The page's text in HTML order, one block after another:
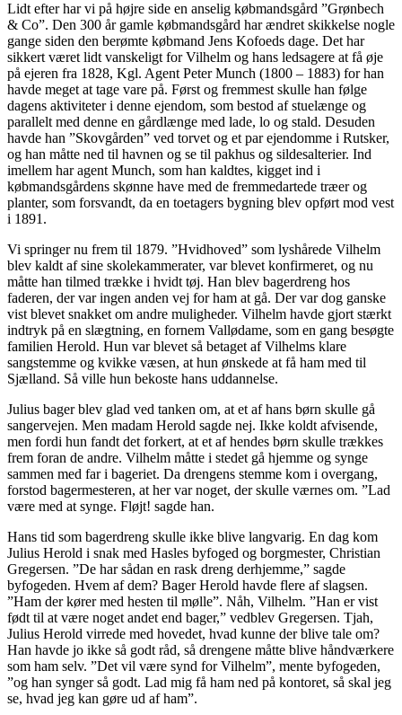
Lidt efter har vi på højre side en anselig købmandsgård ”Grønbech
& Co”. Den 300 år gamle købmandsgård har ændret skikkelse nogle
gange siden den berømte købmand Jens Kofoeds dage. Det har
sikkert været lidt vanskeligt for Vilhelm og hans ledsagere at få øje
på ejeren fra 1828, Kgl. Agent Peter Munch (1800 – 1883) for han
havde meget at tage vare på. Først og fremmest skulle han følge
dagens aktiviteter i denne ejendom, som bestod af stuelænge og
parallelt med denne en gårdlænge med lade, lo og stald. Desuden
havde han ”Skovgården” ved torvet og et par ejendomme i Rutsker,
og han måtte ned til havnen og se til pakhus og sildesalterier. Ind
imellem har agent Munch, som han kaldtes, kigget ind i
købmandsgårdens skønne have med de fremmedartede træer og
planter, som forsvandt, da en toetagers bygning blev opført mod vest
i 1891.
Vi springer nu frem til 1879. ”Hvidhoved” som lyshårede Vilhelm
blev kaldt af sine skolekammerater, var blevet konfirmeret, og nu
måtte han tilmed trække i hvidt tøj. Han blev bagerdreng hos
faderen, der var ingen anden vej for ham at gå. Der var dog ganske
vist blevet snakket om andre muligheder. Vilhelm havde gjort stærkt
indtryk på en slægtning, en fornem Vallødame, som en gang besøgte
familien Herold. Hun var blevet så betaget af Vilhelms klare
sangstemme og kvikke væsen, at hun ønskede at få ham med til
Sjælland. Så ville hun bekoste hans uddannelse.
Julius bager blev glad ved tanken om, at et af hans børn skulle gå
sangervejen. Men madam Herold sagde nej. Ikke koldt afvisende,
men fordi hun fandt det forkert, at et af hendes børn skulle trækkes
frem foran de andre. Vilhelm måtte i stedet gå hjemme og synge
sammen med far i bageriet. Da drengens stemme kom i overgang,
forstod bagermesteren, at her var noget, der skulle værnes om. ”Lad
være med at synge. Fløjt! sagde han.
Hans tid som bagerdreng skulle ikke blive langvarig. En dag kom
Julius Herold i snak med Hasles byfoged og borgmester, Christian
Gregersen. ”De har sådan en rask dreng derhjemme,” sagde
byfogeden. Hvem af dem? Bager Herold havde flere af slagsen.
”Ham der kører med hesten til mølle”. Nåh, Vilhelm. ”Han er vist
født til at være noget andet end bager,” vedblev Gregersen. Tjah,
Julius Herold virrede med hovedet, hvad kunne der blive tale om?
Han havde jo ikke så godt råd, så drengene måtte blive håndværkere
som ham selv. ”Det vil være synd for Vilhelm”, mente byfogeden,
”og han synger så godt. Lad mig få ham ned på kontoret, så skal jeg
se, hvad jeg kan gøre ud af ham”.